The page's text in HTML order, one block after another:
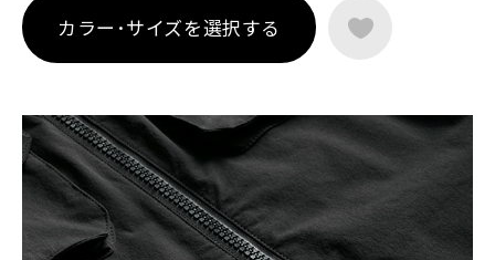
カラー･サイズを選択する